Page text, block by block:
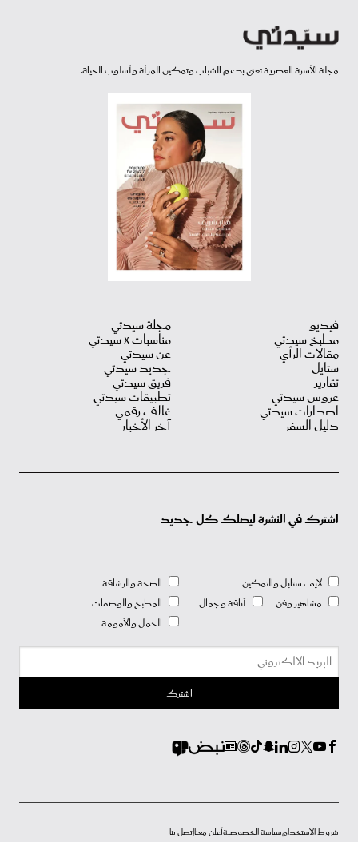
مجلة الأسرة العصرية تعنى بدعم الشباب وتمكين المرأة وأسلوب الحياة.
فيديو
مطبخ سيدتي
مقالات الرأي
ستايل
تقارير
عروس سيدتي
اصدارات سيدتي
دليل السفر
مجلة سيدتي
مناسبات X سيدتي
عن سيدتي
جديد سيدتي
فريق سيدتي
تطبيقات سيدتي
غلاف رقمي
آخر الأخبار
اشترك في النشرة ليصلك كل جديد
لايف ستايل والتمكين
مشاهير وفن
أناقة وجمال
الصحة والرشاقة
المطبخ والوصفات
الحمل والأمومة
شروط الاستخدامسياسة الخصوصيةأعلن معناإتصل بنا